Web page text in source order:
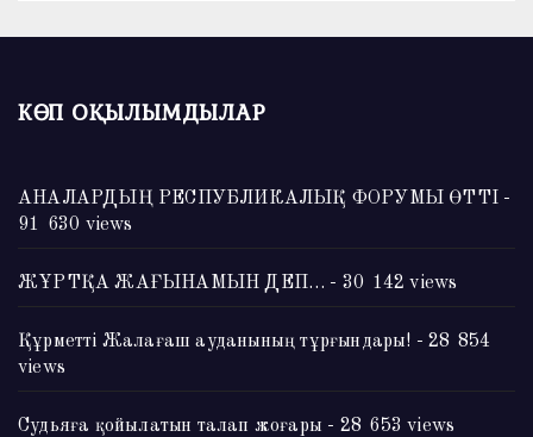
КӨП ОҚЫЛЫМДЫЛАР
АНАЛАРДЫҢ РЕСПУБЛИКАЛЫҚ ФОРУМЫ ӨТТІ -
91 630 views
ЖҰРТҚА ЖАҒЫНАМЫН ДЕП… - 30 142 views
Құрметті Жалағаш ауданының тұрғындары! - 28 854
views
Судьяға қойылатын талап жоғары - 28 653 views